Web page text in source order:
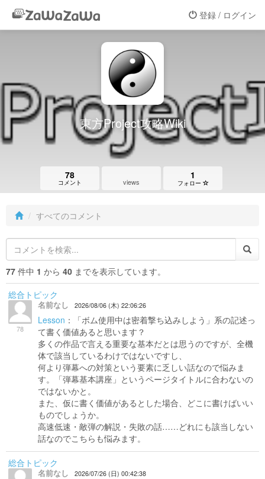
登録 / ログイン
東方Project攻略Wiki
78
コメント views
1
フォロー
すべてのコメント
77 件中 1 から 40 までを表示しています。
総合トピック
78
名前なし 2026/08/06 (木) 22:06:26
Lesson ：「ボム使用中は密着撃ち込みしよう」系の記述っ
て書く価値あると思います？
多くの作品で言える重要な基本だとは思うのですが、全機
体で該当しているわけではないですし、
何より弾幕への対策という要素に乏しい話なので悩みま
す。「弾幕基本講座」というページタイトルに合わないの
ではないかと。
また、仮に書く価値があるとした場合、どこに書けばいい
ものでしょうか。
高速低速・敵弾の解説・失敗の話……どれにも該当しない
話なのでこちらも悩みます。
総合トピック
名前なし 2026/07/26 (日) 00:42:38